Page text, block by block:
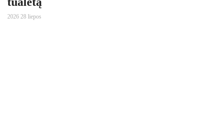
2026 28 liepos